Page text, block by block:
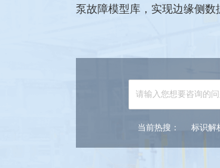
泵故障模型库，实现边缘侧数
当前热搜： 标识解